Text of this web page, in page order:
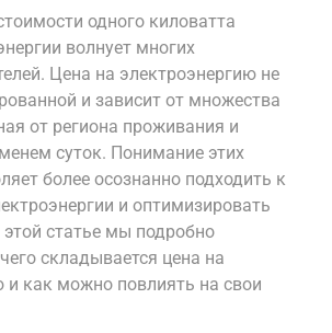
одного киловатта
волнует многих
Цена на электроэнергию не
и зависит от множества
от региона проживания и
суток. Понимание этих
более осознанно подходить к
и оптимизировать
статье мы подробно
складывается цена на
и как можно повлиять на свои